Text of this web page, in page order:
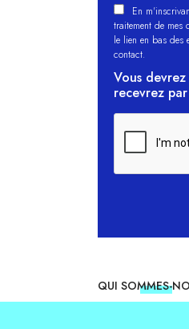
En
traitement de mes
le lien en bas des
contact.
Vous
recevrez
QUI SOMMES-